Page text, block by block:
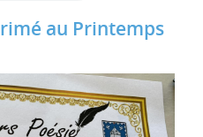
au Printemps